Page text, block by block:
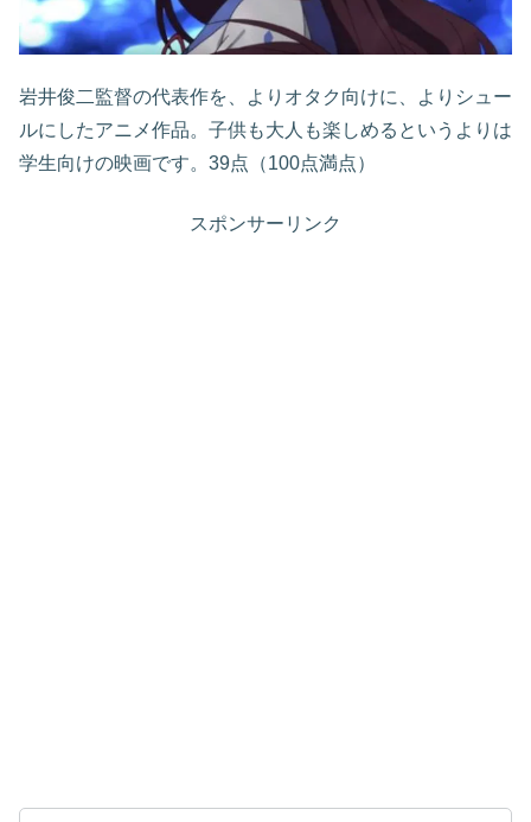
岩井俊二監督の代表作を、よりオタク向けに、よりシュー
ルにしたアニメ作品。子供も大人も楽しめるというよりは
学生向けの映画です。39点（100点満点）
スポンサーリンク